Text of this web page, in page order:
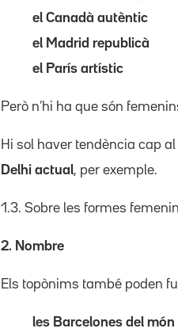
el Canadà autèntic
el Madrid republicà
el París artístic
Però n’hi ha que són
Hi sol haver tendència cap
Delhi actual, per exemple.
1.3. Sobre les formes
2. Nombre
Els topònims també poden
les Barcelones del món